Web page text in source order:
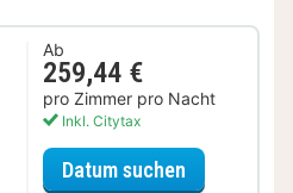
Ab
259,44 €
pro Zimmer pro Nacht
Inkl. Citytax
Datum suchen